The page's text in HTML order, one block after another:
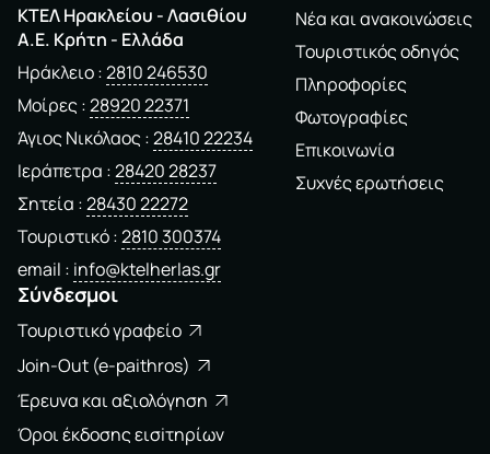
ΚΤΕΛ Ηρακλείου - Λασιθίου
A.E. Kρήτη - Ελλάδα
Ηράκλειο 2810 246530
Μοίρες 28920 22371
Άγιος Νικόλαος 28410 22234
Ιεράπετρα 28420 28237
Σητεία 28430 22272
Τουριστικό 2810 300374
email info@ktelherlas.gr
Νέα και ανακοινώσεις
Τουριστικός οδηγός
Πληροφορίες
Φωτογραφίες
Επικοινωνία
Συχνές ερωτήσεις
Σύνδεσμοι
Τουριστικό γραφείο
Join-Out (e-paithros)
Έρευνα και αξιολόγηση
Όροι έκδοσης εισiτηρίων